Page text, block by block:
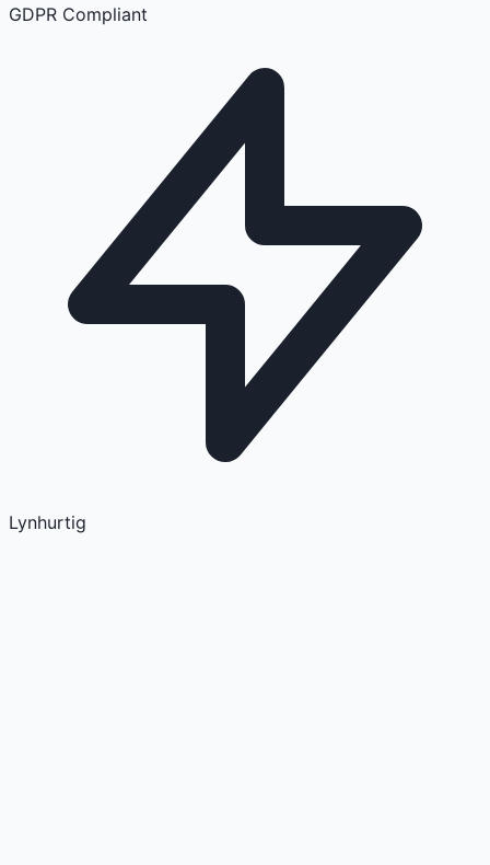
GDPR Compliant
Lynhurtig